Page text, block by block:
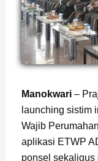
Manokwari–
launching sistim
Wajib
aplikasi ETWP
ponsel sekaligus
Page
,